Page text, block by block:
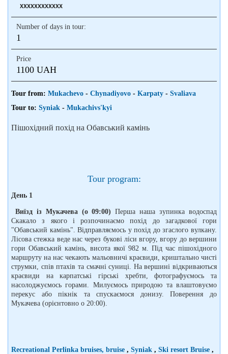
XXXXXXXXXXXX
Number of days in tour:
1
Price
1100 UAH
Tour from: Mukachevo - Chynadiyovo - Karpaty - Svaliava
Tour to: Syniak - Mukachivs'kyi
Пішохідний похід на Обавський камінь
Tour program:
День 1
Виїзд із Мукачева (о 09:00)Перша наша зупинка водоспад
Скакало з якого і розпочинаємо похід до загадкової гори
"Обавський камінь". Відправляємось у похід до згаслого вулкану.
Лісова стежка веде нас через букові ліси вгору, вгору до вершини
гори Обавський камінь, висота якої 982 м. Під час пішохідного
маршруту на нас чекають мальовничі краєвиди, криштально чисті
струмки, спів птахів та смачні суниці. На вершині відкриваються
краєвиди на карпатські гірські хребти, фотографуємось та
насолоджуємось горами. Милуємось природою та влаштовуємо
перекус або пікнік та спускаємося донизу. Поверення до
Мукачева (орієнтовно о 20:00).
Recreational Perlinka bruises, bruise , Syniak , Ski resort Bruise ,